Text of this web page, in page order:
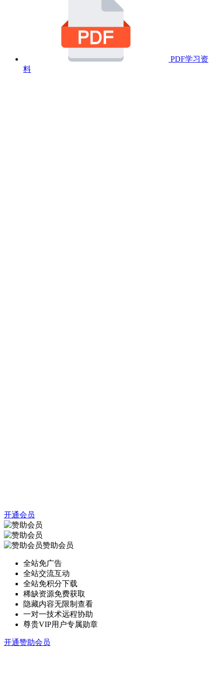
PDF学习资
料
开通会员
赞助会员
全站免广告
全站交流互动
全站免积分下载
稀缺资源免费获取
隐藏内容无限制查看
一对一技术远程协助
尊贵VIP用户专属勋章
开通赞助会员